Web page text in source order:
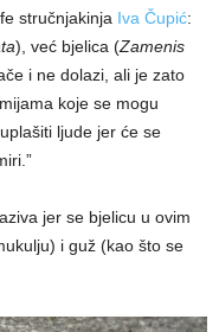
stručnjakinja Iva Čupić:
), već bjelica (Zamenis
i ne dolazi, ali je zato
koje se mogu
ljude jer će se
jer se bjelicu u ovim
i guž (kao što se